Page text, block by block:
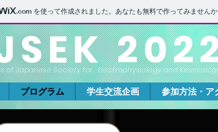
.com を使って作成されました。あなたも無料で作ってみません
of Japanese Society for Electrophysiology and Kinesiolog
プログラム 学生交流企画 参加方法・ア